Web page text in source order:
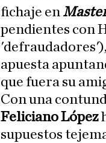
fichaje en
pendientes con
apuesta
que fuera su
Con una
Feliciano López
supuestos